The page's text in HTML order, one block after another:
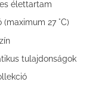
élettartam
27 °C)
tulajdonságok